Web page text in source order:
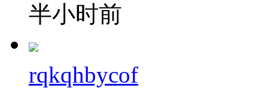
半小时前
rqkqhbycof